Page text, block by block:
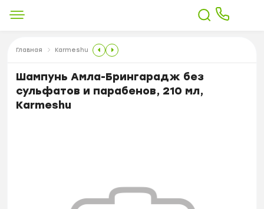
Главная Karmeshu
Шампунь Амла-Брингарадж без
сульфатов и парабенов, 210 мл,
Karmeshu